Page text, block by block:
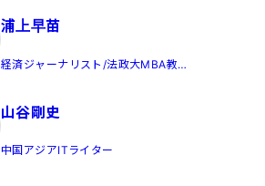
浦上早苗
経済ジャーナリスト/法政大MBA教
山谷剛史
中国アジアITライター